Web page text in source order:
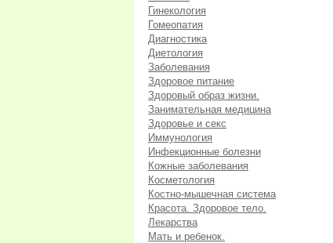
Гинекология
Гомеопатия
Диагностика
Диетология
Заболевания
Здоровое питание
Здоровый образ жизни.
Занимательная медицина
Здоровье и секс
Иммунология
Инфекционные болезни
Кожные заболевания
Косметология
Костно-мышечная система
Красота. Здоровое тело.
Лекарства
Мать и ребенок.